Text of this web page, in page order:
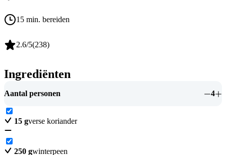
15 min. bereiden
2.6/5(238)
Ingrediënten
Aantal personen 4
15 gverse koriander
250 gwinterpeen